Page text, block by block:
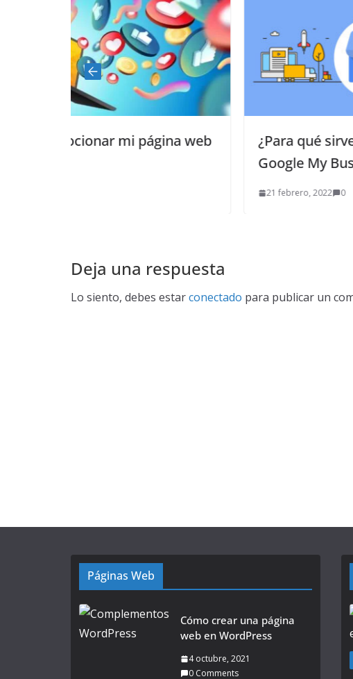
página web
¿Para qué sirve la plataforma de
Google My Business?
Deja una respuesta
Lo siento, debes estarconectado para publicar un
Páginas Web
Cómo crear una página
web en WordPress
4 octubre, 2021
0 Comments